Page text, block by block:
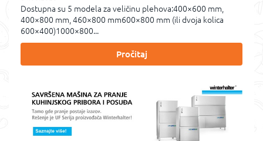
Dostupna su 5 modela za veličinu plehova:400×600 mm,
400×800 mm, 460×800 mm600×800 mm (ili dvoja kolica
600×400)1000×800...
Pročitaj